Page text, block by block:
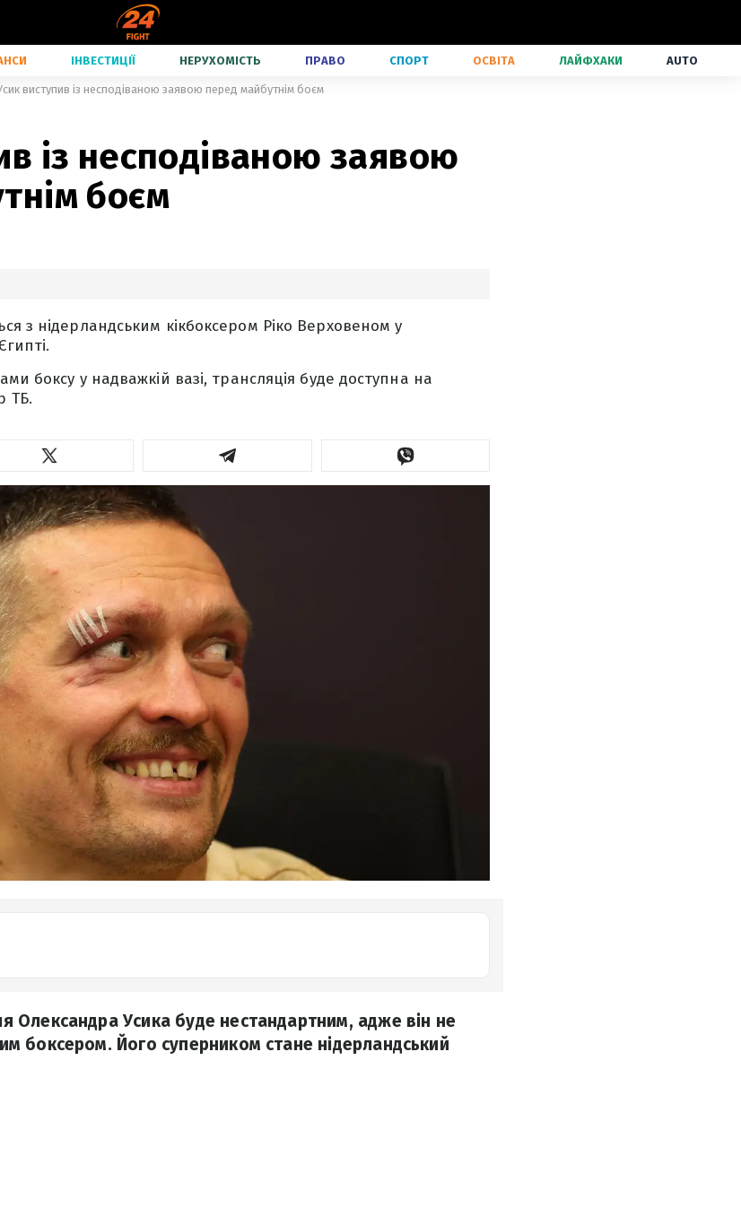
ІНВЕСТИЦІЇ НЕРУХОМІСТЬ ПРАВО СПОРТ ОСВІТА ЛАЙФХАКИ AUTO
виступив із несподіваною заявою перед майбутнім боєм
із несподіваною заявою
боєм
з нідерландським кікбоксером Ріко Верховеном у
боксу у надважкій вазі, трансляція буде доступна на
ТБ.
Олександра Усика буде нестандартним, адже він не
боксером. Його суперником стане нідерландський